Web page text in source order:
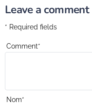
Leave a comment
* Required fields
Comment*
Nom*